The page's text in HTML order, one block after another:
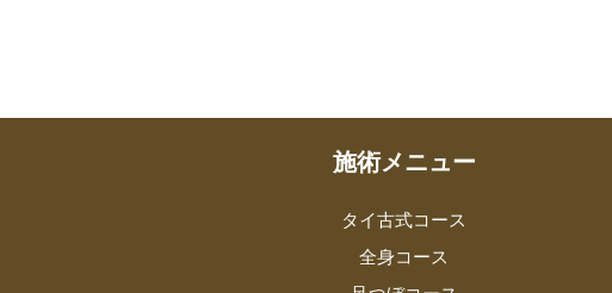
施術メニュー
タイ古式コース
全身コース